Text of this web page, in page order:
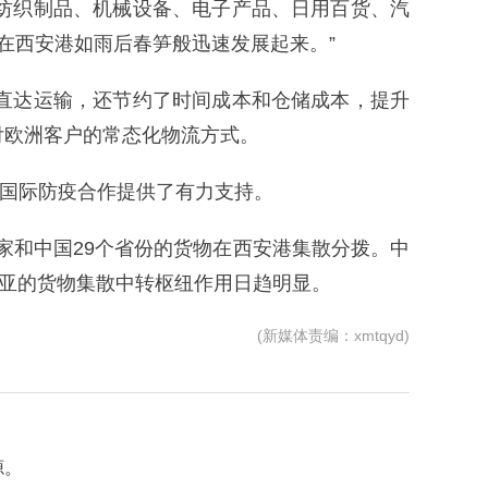
织制品、机械设备、电子产品、日用百货、汽
西安港如雨后春笋般迅速发展起来。”
达运输，还节约了时间成本和仓储成本，提升
洲客户的常态化物流方式。
际防疫合作提供了有力支持。
和中国29个省份的货物在西安港集散分拨。中
货物集散中转枢纽作用日趋明显。
(新媒体责编：xmtqyd)